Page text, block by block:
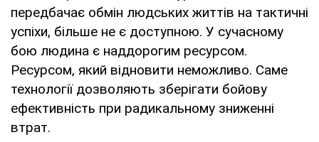
передбачає обмін людських життів на тактичні
успіхи, більше не є доступною. У сучасному
бою людина є наддорогим ресурсом.
Ресурсом, який відновити неможливо. Саме
технології дозволяють зберігати бойову
ефективність при радикальному зниженні
втрат.